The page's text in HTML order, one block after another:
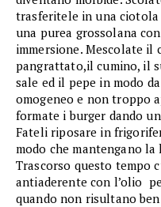
trasferitele in una
una purea grossolana
immersione. Mescolate
pangrattato,il cumino, il
sale ed il pepe in modo
omogeneo e non troppo
formate i burger dando
Fateli riposare in
modo che mantengano
Trascorso questo tempo
antiaderente con l’olio
quando non risultano